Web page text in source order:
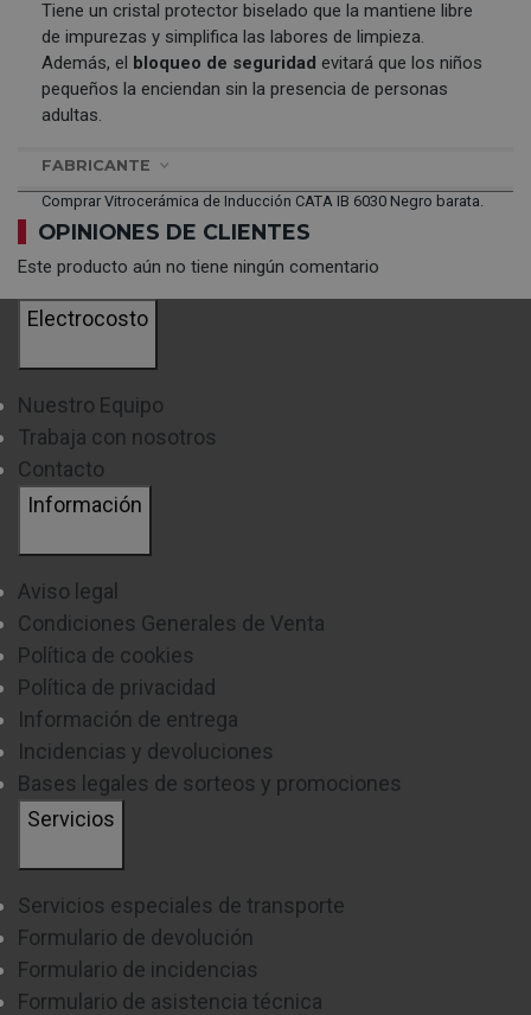
Tiene un cristal protector biselado que la mantiene libre
de impurezas y simplifica las labores de limpieza.
Además, el bloqueo de seguridad evitará que los niños
pequeños la enciendan sin la presencia de personas
adultas.
FABRICANTE
Comprar Vitrocerámica de Inducción CATA IB 6030 Negro barata.
OPINIONES DE CLIENTES
Este producto aún no tiene ningún comentario
Electrocosto
Nuestro Equipo
Trabaja con nosotros
Contacto
Información
Aviso legal
Condiciones Generales de Venta
Política de cookies
Política de privacidad
Información de entrega
Incidencias y devoluciones
Bases legales de sorteos y promociones
Servicios
Servicios especiales de transporte
Formulario de devolución
Formulario de incidencias
Formulario de asistencia técnica